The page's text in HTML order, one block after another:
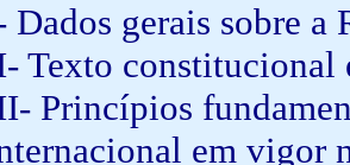
Dados gerais sobre a
Texto constitucional
Princípios
em vigor